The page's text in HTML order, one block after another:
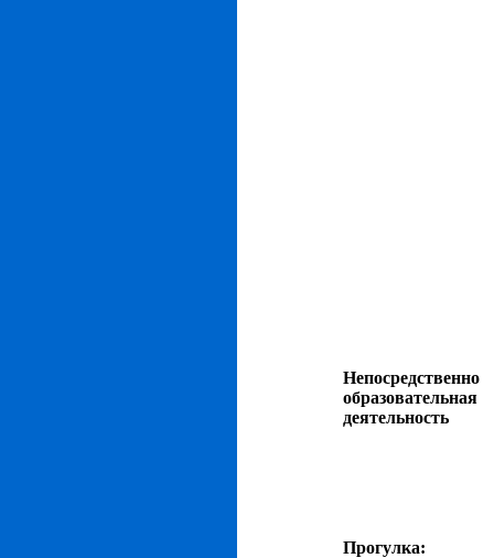
Непосредственно
образовательная
деятельность
Прогулка: